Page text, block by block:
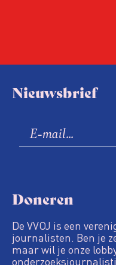
Nieuwsbrief
Doneren
De VVOJ is een
journalisten. Ben je
maar wil je onze